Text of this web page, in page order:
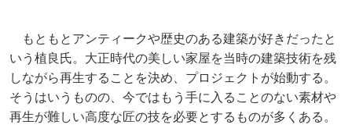
もともとアンティークや歴史のある建築が好きだったと
いう植良氏。大正時代の美しい家屋を当時の建築技術を残
しながら再生することを決め、プロジェクトが始動する。
そうはいうものの、今ではもう手に入ることのない素材や
再生が難しい高度な匠の技を必要とするものが多くある。